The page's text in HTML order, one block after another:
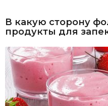
В какую сторону
продукты для